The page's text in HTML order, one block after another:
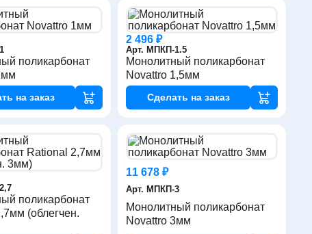
поликарбонат
на заказ
2 496 ₽
Арт. МПКП-1.5
Монолитный поликарбонат
Novattro 1,5мм
Сделать на заказ
поликарбонат
(облегчен.
11 678 ₽
Арт. МПКП-3
Монолитный поликарбонат
Novattro 3мм